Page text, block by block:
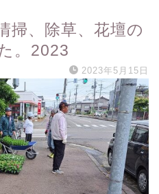
掃、除草、花壇の
。2023
2023年5月15日